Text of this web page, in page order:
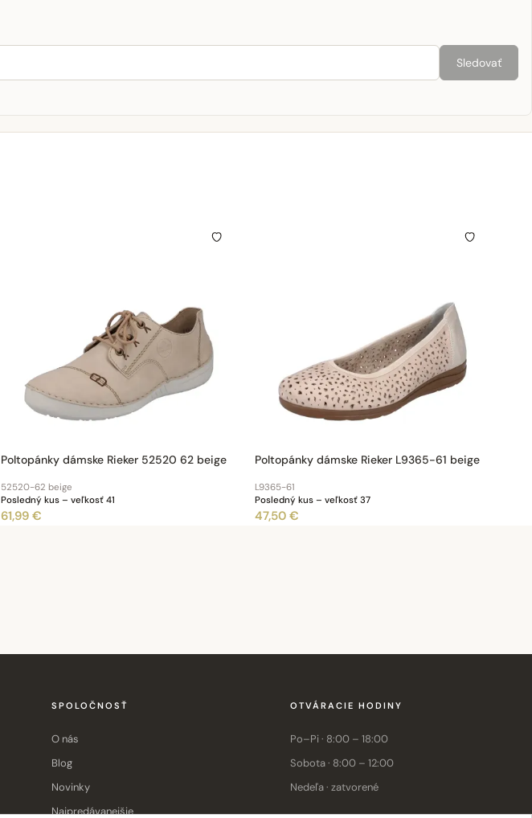
Sledovať
Poltopánky dámske Rieker 52520 62 beige
52520-62 beige
Posledný kus – veľkosť 41
61,99 €
Poltopánky dámske Rieker L9365-61 beige
L9365-61
Posledný kus – veľkosť 37
47,50 €
SPOLOČNOSŤ
O nás
Blog
Novinky
Najpredávanejšie
OTVÁRACIE HODINY
Po–Pi · 8:00 – 18:00
Sobota · 8:00 – 12:00
Nedeľa · zatvorené